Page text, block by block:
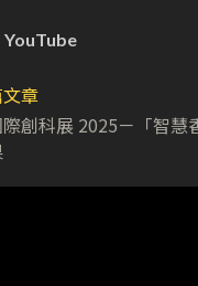
YouTube
章
創科展 2025－「智慧